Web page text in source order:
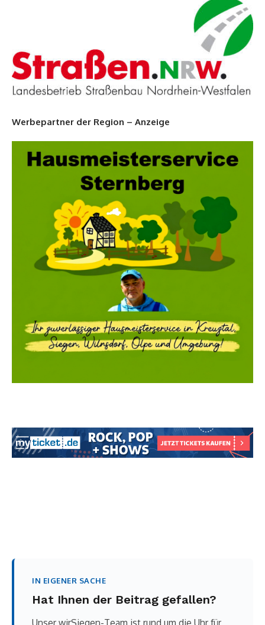
Werbepartner der Region – Anzeige
IN EIGENER SACHE
Hat Ihnen der Beitrag gefallen?
Unser wirSiegen-Team ist rund um die Uhr für